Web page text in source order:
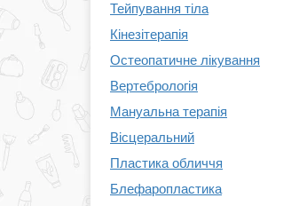
Тейпування тіла
Кінезітерапія
Остеопатичне лікування
Вертебрологія
Мануальна терапія
Вісцеральний
Пластика обличчя
Блефаропластика